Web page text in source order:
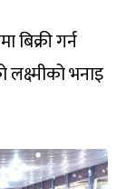
गर्न
भनाइ